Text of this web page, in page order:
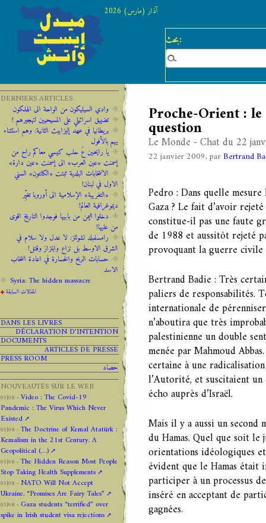
بحث:
آذار (مارس) 2026
Proche-Orient :
question
Le Monde - Chat du 22
22 janvier 2009, parBertrand
Pedro : Dans quelle
Gaza ? Le fait d’avoir
constitue-il pas une faute
de 1988 et aussitôt rejeté
provoquant la guerre civile
Bertrand Badie : Très
paliers de responsabilités.
internationale de
n’aboutira que très
palestinienne un double
menée par Mahmoud
certaine à une
l’Autorité, et suscitaient
écho auprès d’Israël.
Mais il y a aussi un second
du Hamas. Quel que soit le
orientations idéologiques
évident que le Hamas était
participer à un processus
inséré en acceptant de
gagnées.
DERNIERS ARTICLES
وادي السيليكون من الواحة الى الهلكون
تضييق اسرائيلي على المسيحيين لتهجيرهم !
‫‫بريطانيا ‫في ‫عهد‬‬ ‫إليزابيث‬ ‫الثانية:‬‬ ‬‬وهم ‫استثناء
‫يهم‬ ‫بالأفول‬ ‬
يا رايحين عَ حلب كيسي معاكم راح من
إسمنت «عين العرب» الى إسمنت «عين دارة»
الانتخابات البلدية ثبتت «الكانتون» السني
الاول في لبنان!
«التغريبة» الإسلامية الى أوروبا تغيِّر
ديموغرافية العالم!
دخلوا اليمن من بابيها فوجدوا التاريخ اقوى
من عليها!
رامسفبلد لشولتز: لا عدل ولا سلام في
الشرق الاوسط بل نزاع وابتزاز وقتل!
حسابات الربح والخسارة في اعادة انتخاب
الاسد
Syria: The hidden massacre
المقالات السابقة
DANS LES LIVRES
DÉCLARATION D’INTENTION
DOCUMENTS
ARTICLES DE PRESSE
PRESS ROOM
حصاد
NOUVEAUTÉS SUR LE WEB
05|08 –Video : The Covid-19
Pandemic : The Virus Which Never
Existed
05|08 –The Doctrine of Kemal Atatürk :
Kemalism in the 21st Century. A
Geopolitical (…)
05|08 –The Hidden Reason Most People
Stop Taking Health Supplements
05|08 – NATO Will Not Accept
Ukraine. “Promises Are Fairy Tales”
05|08 – Gaza students “terrified” over
spike in Irish student visa rejections